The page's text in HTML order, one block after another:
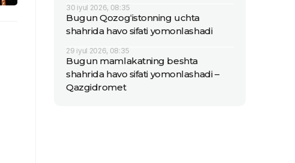
30 iyul 2026, 08:35
Bugun Qozog‘istonning uchta
shahrida havo sifati yomonlashadi
29 iyul 2026, 08:35
Bugun mamlakatning beshta
shahrida havo sifati yomonlashadi –
Qazgidromet